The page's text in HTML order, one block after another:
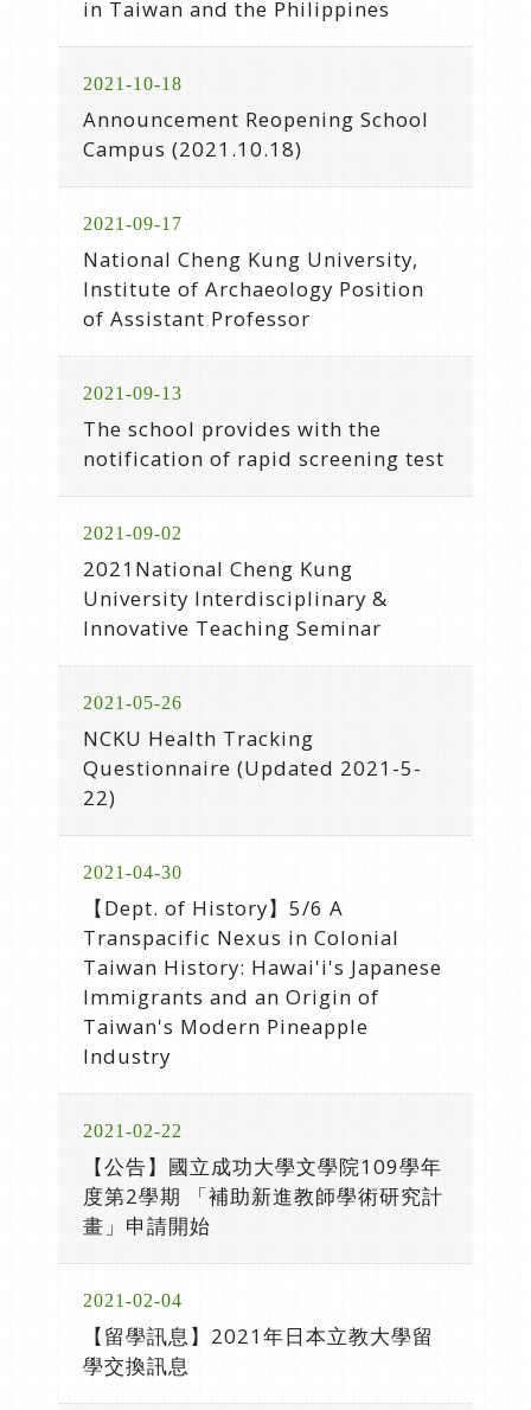
in Taiwan and the Philippines
2021-10-18
Announcement Reopening School
Campus (2021.10.18)
2021-09-17
National Cheng Kung University,
Institute of Archaeology Position
of Assistant Professor
2021-09-13
The school provides with the
notification of rapid screening test
2021-09-02
2021National Cheng Kung
University Interdisciplinary &
Innovative Teaching Seminar
2021-05-26
NCKU Health Tracking
Questionnaire (Updated 2021-5-
22)
2021-04-30
【Dept. of History】5/6 A
Transpacific Nexus in Colonial
Taiwan History: Hawai'i's Japanese
Immigrants and an Origin of
Taiwan's Modern Pineapple
Industry
2021-02-22
【公告】國立成功大學文學院109學年
度第2學期 「補助新進教師學術研究計
畫」申請開始
2021-02-04
【留學訊息】2021年日本立教大學留
學交換訊息